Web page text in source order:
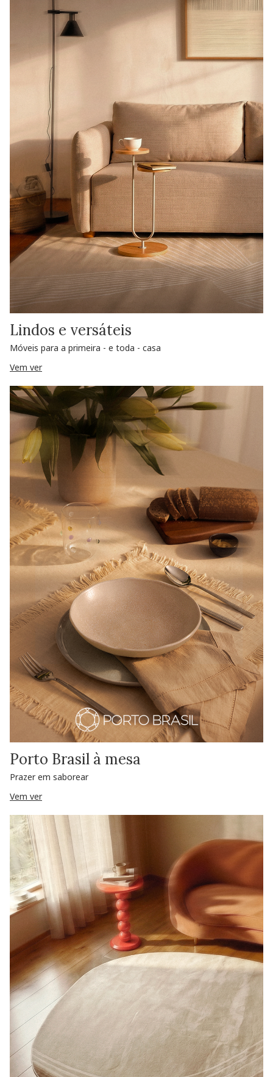
Lindos e versáteis
Móveis para a primeira - e toda - casa
Vem ver
Porto Brasil à mesa
Prazer em saborear
Vem ver